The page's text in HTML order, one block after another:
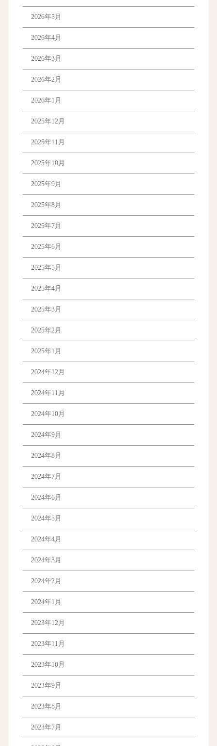
2026年5月
2026年4月
2026年3月
2026年2月
2026年1月
2025年12月
2025年11月
2025年10月
2025年9月
2025年8月
2025年7月
2025年6月
2025年5月
2025年4月
2025年3月
2025年2月
2025年1月
2024年12月
2024年11月
2024年10月
2024年9月
2024年8月
2024年7月
2024年6月
2024年5月
2024年4月
2024年3月
2024年2月
2024年1月
2023年12月
2023年11月
2023年10月
2023年9月
2023年8月
2023年7月